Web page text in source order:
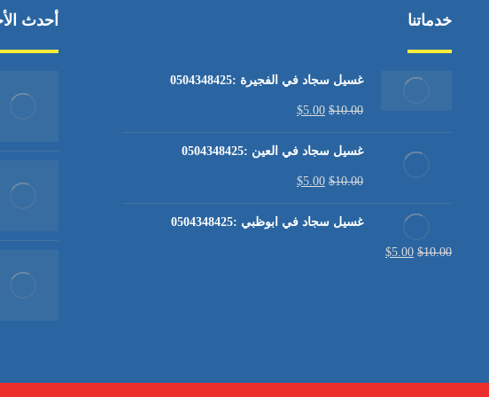
خدماتنا
غسيل سجاد في الفجيرة :0504348425
$10.00
$5.00
غسيل سجاد في العين :0504348425
$10.00
$5.00
غسيل سجاد في ابوظبي :0504348425
$10.00
$5.00
أحدث